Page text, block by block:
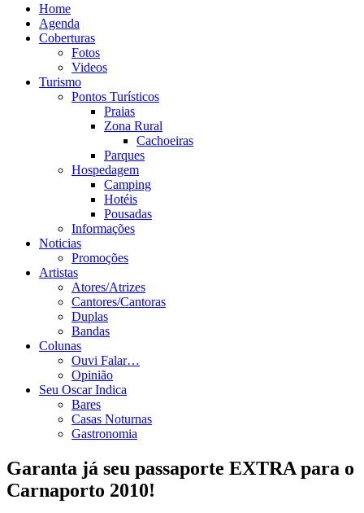
Home
Agenda
Coberturas
Fotos
Videos
Turismo
Pontos Turísticos
Praias
Zona Rural
Cachoeiras
Parques
Hospedagem
Camping
Hotéis
Pousadas
Informações
Noticias
Promoções
Artistas
Atores/Atrizes
Cantores/Cantoras
Duplas
Bandas
Colunas
Ouvi Falar…
Opinião
Seu Oscar Indica
Bares
Casas Noturnas
Gastronomia
Garanta já seu passaporte EXTRA para o
Carnaporto 2010!